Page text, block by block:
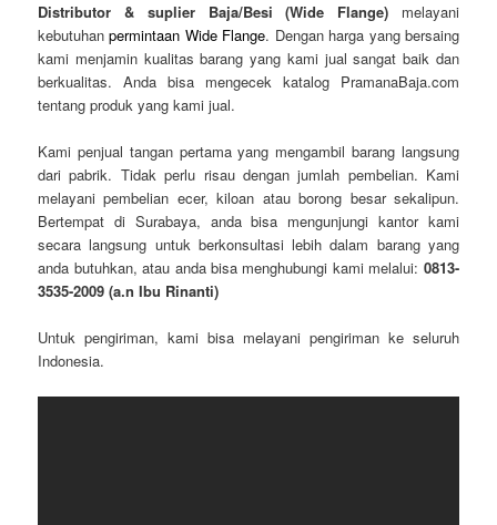
Distributor & suplier Baja/Besi (Wide Flange) melayani
kebutuhanpermintaan Wide Flange. Dengan harga yang bersaing
kami menjamin kualitas barang yang kami jual sangat baik dan
berkualitas. Anda bisa mengecek katalog PramanaBaja.com
tentang produk yang kami jual.
Kami penjual tangan pertama yang mengambil barang langsung
dari pabrik. Tidak perlu risau dengan jumlah pembelian. Kami
melayani pembelian ecer, kiloan atau borong besar sekalipun.
Bertempat di Surabaya, anda bisa mengunjungi kantor kami
secara langsung untuk berkonsultasi lebih dalam barang yang
anda butuhkan, atau anda bisa menghubungi kami melalui: 0813-
3535-2009 (a.n Ibu Rinanti)
Untuk pengiriman, kami bisa melayani pengiriman ke seluruh
Indonesia.